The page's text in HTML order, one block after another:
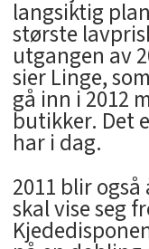
langsiktig
største
utgangen av
sier Linge,
gå inn i 2012
butikker. Det
har i dag.
2011 blir
skal vise seg